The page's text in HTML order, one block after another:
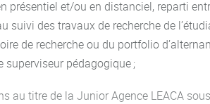
présentiel et/ou en distanciel, reparti
suivi des travaux de recherche de
de recherche ou du portfolio
pédagogique ;
au titre de la Junior Agence LEACA